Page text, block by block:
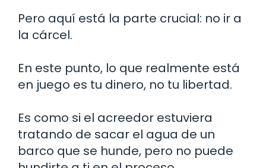
Pero aquí está la parte crucial: no ir a
la cárcel.
En este punto, lo que realmente está
en juego es tu dinero, no tu libertad.
Es como si el acreedor estuviera
tratando de sacar el agua de un
barco que se hunde, pero no puede